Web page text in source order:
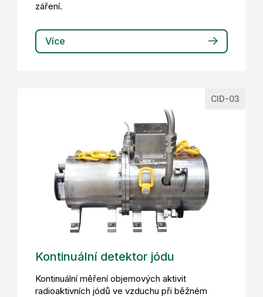
záření.
Více
CID-03
Kontinuální detektor jódu
Kontinuální měření objemových aktivit
radioaktivních jódů ve vzduchu při běžném